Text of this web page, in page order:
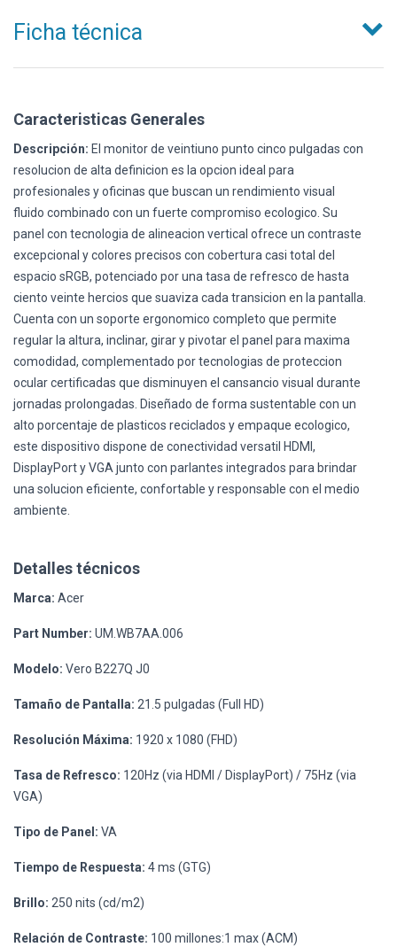
Ficha técnica
Caracteristicas Generales
Descripción: El monitor de veintiuno punto cinco pulgadas con
resolucion de alta definicion es la opcion ideal para
profesionales y oficinas que buscan un rendimiento visual
fluido combinado con un fuerte compromiso ecologico. Su
panel con tecnologia de alineacion vertical ofrece un contraste
excepcional y colores precisos con cobertura casi total del
espacio sRGB, potenciado por una tasa de refresco de hasta
ciento veinte hercios que suaviza cada transicion en la pantalla.
Cuenta con un soporte ergonomico completo que permite
regular la altura, inclinar, girar y pivotar el panel para maxima
comodidad, complementado por tecnologias de proteccion
ocular certificadas que disminuyen el cansancio visual durante
jornadas prolongadas. Diseñado de forma sustentable con un
alto porcentaje de plasticos reciclados y empaque ecologico,
este dispositivo dispone de conectividad versatil HDMI,
DisplayPort y VGA junto con parlantes integrados para brindar
una solucion eficiente, confortable y responsable con el medio
ambiente.
Detalles técnicos
Marca: Acer
Part Number: UM.WB7AA.006
Modelo: Vero B227Q J0
Tamaño de Pantalla: 21.5 pulgadas (Full HD)
Resolución Máxima: 1920 x 1080 (FHD)
Tasa de Refresco: 120Hz (via HDMI / DisplayPort) / 75Hz (via
VGA)
Tipo de Panel: VA
Tiempo de Respuesta: 4 ms (GTG)
Brillo: 250 nits (cd/m2)
Relación de Contraste: 100 millones:1 max (ACM)